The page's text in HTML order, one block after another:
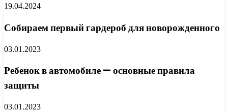
19.04.2024
Собираем первый гардероб для новорожденного
03.01.2023
Ребенок в автомобиле — основные правила
защиты
03.01.2023